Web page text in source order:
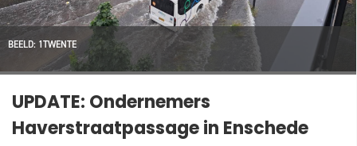
BEELD: 1TWENTE
UPDATE: Ondernemers
Haverstraatpassage in Enschede